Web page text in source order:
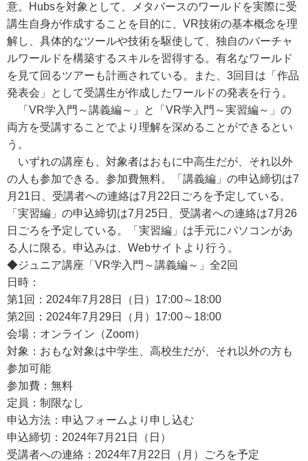
意。Hubsを対象として、メタバースのワールドを実際に受
講生自身が作成することを目的に、VR技術の基本概念を理
解し、具体的なツールや技術を駆使して、独自のバーチャ
ルワールドを構築するスキルを習得する。有名なワールド
を見て回るツアーも計画されている。また、3回目は「作品
発表会」として受講生が作成したワールドの発表を行う。
「VR学入門～講義編～」と「VR学入門～実習編～」の
両方を受講することでより理解を深めることができるとい
う。
いずれの講座も、対象者はおもに中高生だが、それ以外
の人も参加できる。参加費無料。「講義編」の申込締切は7
月21日、受講者への連絡は7月22日ごろを予定している。
「実習編」の申込締切は7月25日、受講者への連絡は7月26
日ごろを予定している。「実習編」は手元にパソコンがあ
る人に限る。申込みは、Webサイトより行う。
◆ジュニア講座「VR学入門～講義編～」全2回
日時：
第1回：2024年7月28日（日）17:00～18:00
第2回：2024年7月29日（月）17:00～18:00
会場：オンライン（Zoom）
対象：おもな対象は中学生、高校生だが、それ以外の方も
参加可能
参加費：無料
定員：制限なし
申込方法：申込フォームより申し込む
申込締切：2024年7月21日（日）
受講者への連絡：2024年7月22日（月）ごろを予定